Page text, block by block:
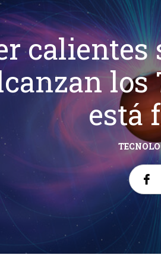
calientes
los
está